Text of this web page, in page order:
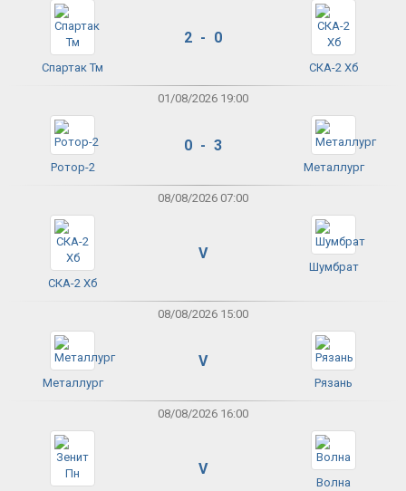
Спартак Тм
2 - 0
СКА-2 Хб
01/08/2026 19:00
Ротор-2
0 - 3
Металлург
08/08/2026 07:00
СКА-2 Хб
V
Шумбрат
08/08/2026 15:00
Металлург
V
Рязань
08/08/2026 16:00
V
Волна